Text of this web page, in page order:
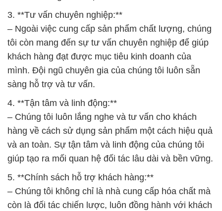
3. **Tư vấn chuyên nghiệp:**
– Ngoài việc cung cấp sản phẩm chất lượng, chúng
tôi còn mang đến sự tư vấn chuyên nghiệp để giúp
khách hàng đạt được mục tiêu kinh doanh của
mình. Đội ngũ chuyên gia của chúng tôi luôn sẵn
sàng hỗ trợ và tư vấn.
4. **Tận tâm và linh động:**
– Chúng tôi luôn lắng nghe và tư vấn cho khách
hàng về cách sử dụng sản phẩm một cách hiệu quả
và an toàn. Sự tận tâm và linh động của chúng tôi
giúp tạo ra mối quan hệ đối tác lâu dài và bền vững.
5. **Chính sách hỗ trợ khách hàng:**
– Chúng tôi không chỉ là nhà cung cấp hóa chất mà
còn là đối tác chiến lược, luôn đồng hành với khách